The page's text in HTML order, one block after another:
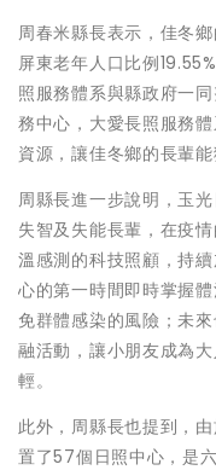
周春米縣長表示，佳冬
屏東老年人口比例
照服務體系與縣政府一
務中心，大愛長照服務
資源，讓佳冬鄉的長輩能
周縣長進一步說明，玉
失智及失能長輩，在疫
溫感測的科技照顧，持
心的第一時間即時掌握
免群體感染的風險；未
融活動，讓小朋友成為
輕。
此外，周縣長也提到，
置了57個日照中心，是